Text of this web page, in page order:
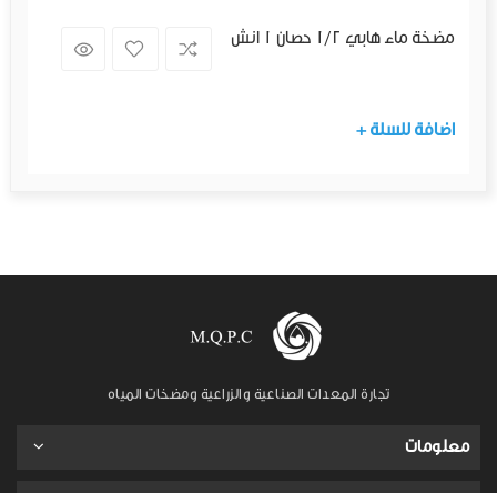
مضخة ماء هابي 1/2 حصان 1 انش
+ اضافة للسلة
تجارة المعدات الصناعية والزراعية ومضخات المياه
معلومات